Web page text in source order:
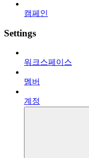
캠페인
Settings
워크스페이스
멤버
계정